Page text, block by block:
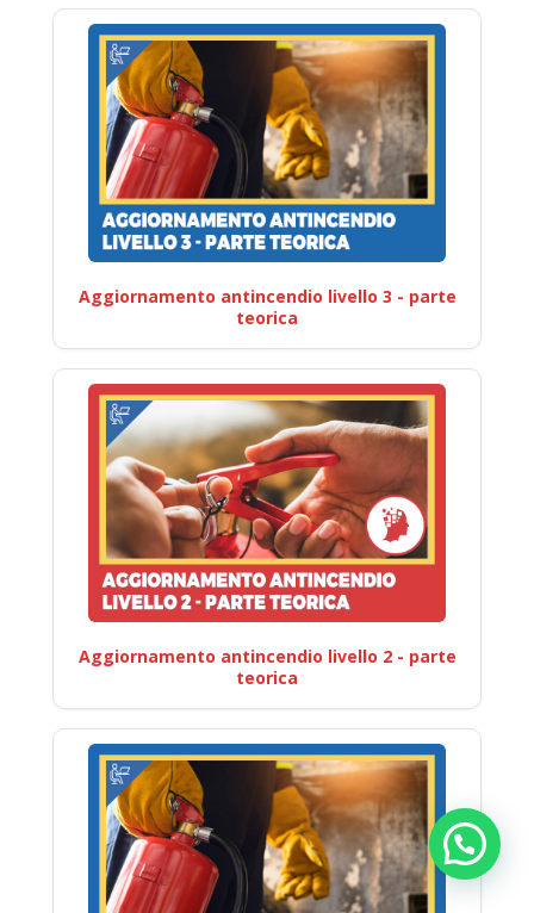
Aggiornamento antincendio livello 3 - parte
teorica
Aggiornamento antincendio livello 2 - parte
teorica